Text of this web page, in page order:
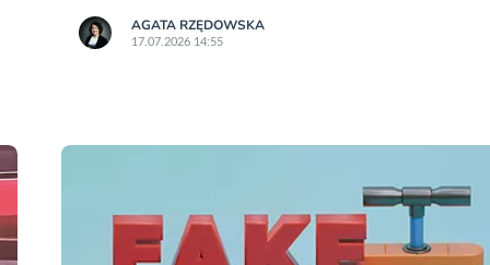
AGATA RZĘDOWSKA
17.07.2026 14:55